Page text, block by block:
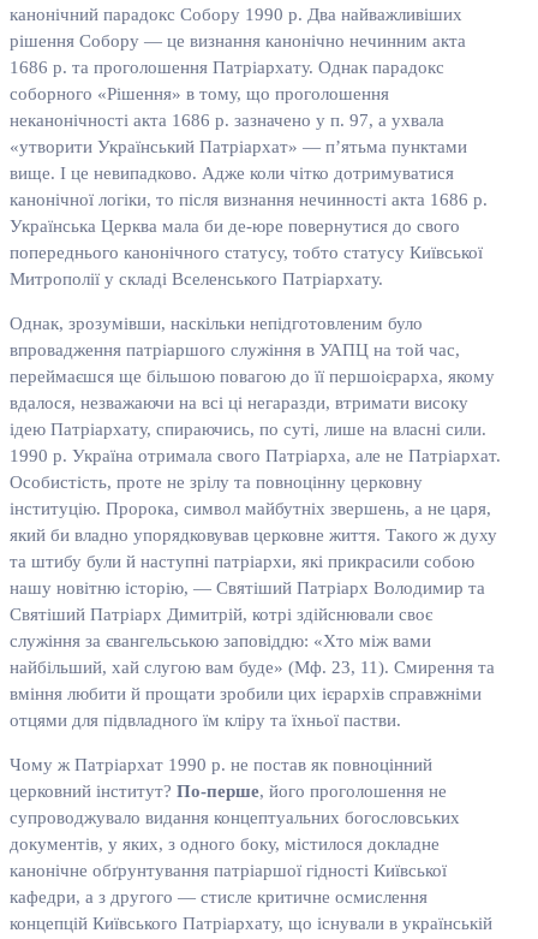
канонічний парадокс Собору 1990 р. Два найважливіших
рішення Собору — це визнання канонічно нечинним акта
1686 р. та проголошення Патріархату. Однак парадокс
соборного «Рішення» в тому, що проголошення
неканонічності акта 1686 р. зазначено у п. 97, а ухвала
«утворити Український Патріархат» — п’ятьма пунктами
вище. І це невипадково. Адже коли чітко дотримуватися
канонічної логіки, то після визнання нечинності акта 1686 р.
Українська Церква мала би де-юре повернутися до свого
попереднього канонічного статусу, тобто статусу Київської
Митрополії у складі Вселенського Патріархату.
Однак, зрозумівши, наскільки непідготовленим було
впровадження патріаршого служіння в УАПЦ на той час,
переймаєшся ще більшою повагою до її першоієрарха, якому
вдалося, незважаючи на всі ці негаразди, втримати високу
ідею Патріархату, спираючись, по суті, лише на власні сили.
1990 р. Україна отримала свого Патріарха, але не Патріархат.
Особистість, проте не зрілу та повноцінну церковну
інституцію. Пророка, символ майбутніх звершень, а не царя,
який би владно упорядковував церковне життя. Такого ж духу
та штибу були й наступні патріархи, які прикрасили собою
нашу новітню історію, — Святіший Патріарх Володимир та
Святіший Патріарх Димитрій, котрі здійснювали своє
служіння за євангельською заповіддю: «Хто між вами
найбільший, хай слугою вам буде» (Мф. 23, 11). Смирення та
вміння любити й прощати зробили цих ієрархів справжніми
отцями для підвладного їм кліру та їхньої пастви.
Чому ж Патріархат 1990 р. не постав як повноцінний
церковний інститут? По-перше, його проголошення не
супроводжувало видання концептуальних богословських
документів, у яких, з одного боку, містилося докладне
канонічне обґрунтування патріаршої гідності Київської
кафедри, а з другого — стисле критичне осмислення
концепцій Київського Патріархату, що існували в українській